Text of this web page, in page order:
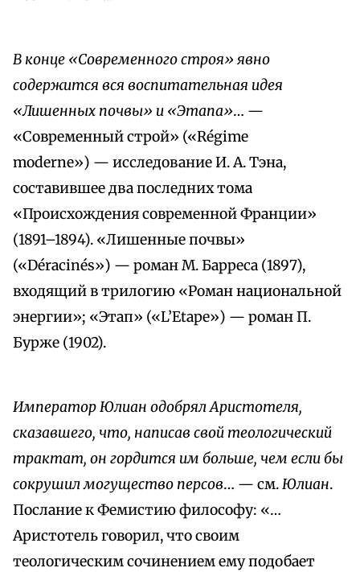
В конце «Современного строя» явно
содержится вся воспитательная идея
«Лишенных почвы» и «Этапа»… —
«Современный строй» («Régime
moderne») — исследование И. А. Тэна,
составившее два последних тома
«Происхождения современной Франции»
(1891–1894). «Лишенные почвы»
(«Déracinés») — роман М. Барреса (1897),
входящий в трилогию «Роман национальной
энергии»; «Этап» («L’Etape») — роман П.
Бурже (1902).
Император Юлиан одобрял Аристотеля,
сказавшего, что, написав свой теологический
трактат, он гордится им больше, чем если бы
сокрушил могущество персов… — см.Юлиан.
Послание к Фемистию философу: «…
Аристотель говорил, что своим
теологическим сочинением ему подобает